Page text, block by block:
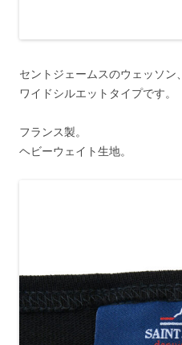
セントジェームスのウェッソン、
ワイドシルエットタイプです。
フランス製。
ヘビーウェイト生地。